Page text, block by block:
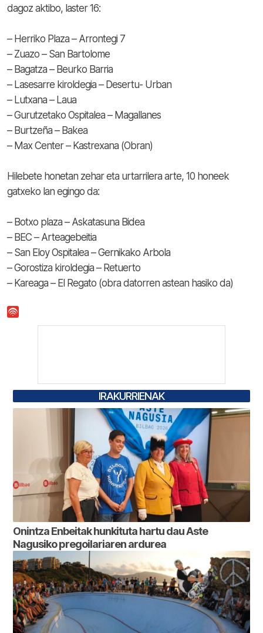
dagoz aktibo, laster 16:
– Herriko Plaza – Arrontegi 7
– Zuazo – San Bartolome
– Bagatza – Beurko Barria
– Lasesarre kiroldegia – Desertu- Urban
– Lutxana – Laua
– Gurutzetako Ospitalea – Magallanes
– Burtzeña – Bakea
– Max Center – Kastrexana (Obran)
Hilebete honetan zehar eta urtarrilera arte, 10 honeek
gatxeko lan egingo da:
– Botxo plaza – Askatasuna Bidea
– BEC – Arteagebeitia
– San Eloy Ospitalea – Gernikako Arbola
– Gorostiza kiroldegia – Retuerto
– Kareaga – El Regato (obra datorren astean hasiko da)
IRAKURRIENAK
Onintza Enbeitak hunkituta hartu dau Aste
Nagusiko pregoilariaren ardurea